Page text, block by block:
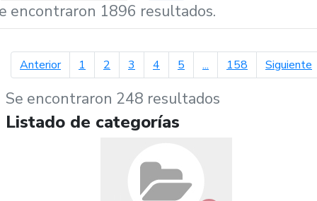
encontraron 1896 resultados.
Anteriorpágina anterior
1 2 3 4 5 ... 158 Siguiente
Se encontraron 248 resultados
Listado de categorías